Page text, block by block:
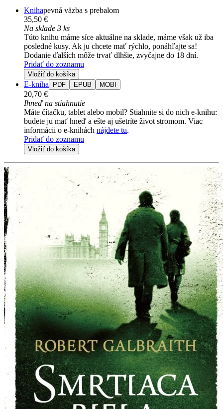
Knihapevná väzba s prebalom
35,50 €
Na sklade 3 ks
Túto knihu máme síce aktuálne na sklade, máme však už iba
posledné kusy. Ak ju chcete mať rýchlo, ponáhľajte sa!
Dodanie ďalších môže trvať dlhšie, zvyčajne do 18 dní.
Pridať do zoznamu
Vložiť do košíka
E-kniha PDF EPUB MOBI
20,70 €
Ihneď na stiahnutie
Máte čítačku, tablet alebo mobil? Stiahnite si do nich e-knihu:
budete ju mať hneď a ešte aj ušetríte život stromom. Viac
informácii o e-knihách nájdete tu.
Pridať do zoznamu
Vložiť do košíka